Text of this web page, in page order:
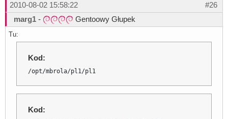
#26
2010-08-02 15:58:22
marg1 - Gentoowy Głupek
Tu:
Kod:
/opt/mbrola/pl1/pl1
Kod: